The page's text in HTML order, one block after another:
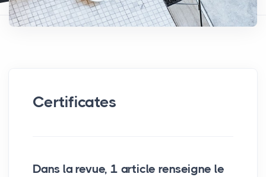
Certificates
Dans la revue, 1 article renseigne le